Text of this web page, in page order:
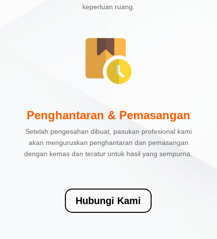
keperluan ruang.
Penghantaran & Pemasangan
Setelah pengesahan dibuat, pasukan profesional kami
akan menguruskan penghantaran dan pemasangan
dengan kemas dan teratur untuk hasil yang sempurna.
Hubungi Kami